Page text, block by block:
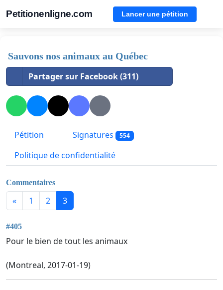
Petitionenligne.com Lancer une pétition
Sauvons nos animaux au Québec
Partager sur Facebook (311)
Pétition Signatures 554
Politique de confidentialité
Commentaires
« 1 2 3
#405
Pour le bien de tout les animaux
(Montreal, 2017-01-19)